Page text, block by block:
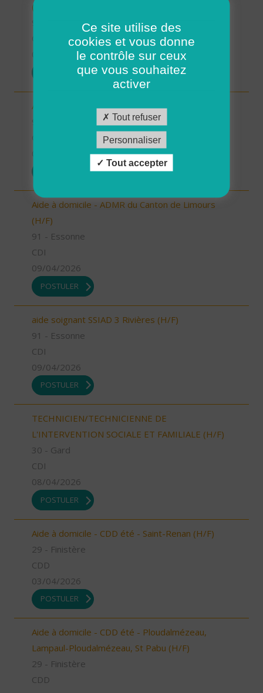
(H/F)
91 - Essonne
09/04/2026
POSTULER
Aide à domicile- ADMR Hauts d'Essonne (H/F)
Aide à domicile - ADMR du Canton de Limours
(H/F)
91 - Essonne
CDI
09/04/2026
POSTULER
aide soignant SSIAD 3 Rivières (H/F)
91 - Essonne
CDI
09/04/2026
POSTULER
TECHNICIEN/TECHNICIENNE DE
L'INTERVENTION SOCIALE ET FAMILIALE (H/F)
30 - Gard
CDI
08/04/2026
POSTULER
Aide à domicile - CDD été - Saint-Renan (H/F)
29 - Finistère
CDD
03/04/2026
POSTULER
Aide à domicile - CDD été - Ploudalmézeau,
Lampaul-Ploudalmézeau, St Pabu (H/F)
29 - Finistère
CDD
Ce site utilise des
cookies et vous donne
le contrôle sur ceux
que vous souhaitez
activer
Tout refuser
Personnaliser
Tout accepter